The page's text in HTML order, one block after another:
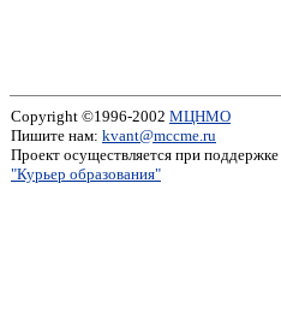
Copyright ©1996-2002 МЦНМО
Пишите нам: kvant@mccme.ru
Проект осуществляется при поддержке
"Курьер образования"